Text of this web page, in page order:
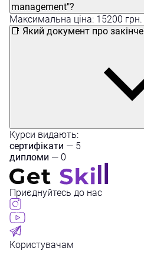
management"?
Максимальна ціна: 15200 грн.
📑 Який документ про
Курси видають:
сертифікати — 5
дипломи — 0
Приєднуйтесь до нас
Користувачам